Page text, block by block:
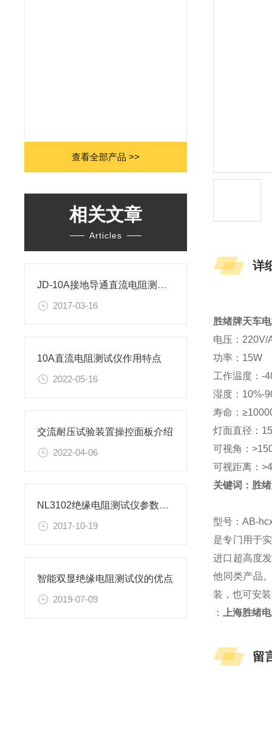
查看全部产品 >>
相关文章
Articles
JD-10A接地导通直流电阻测试仪有哪些常见的故障？
2017-03-16
10A直流电阻测试仪作用特点
2022-05-16
交流耐压试验装置操控面板介绍
2022-04-06
NL3102绝缘电阻测试仪参数及屏蔽端使用方法
2017-10-19
智能双显绝缘电阻测试仪的优点
2019-07-09
详
胜绪牌天车
电压：220V/
功率：15W
工作温度：-
湿度：10%-
寿命：
灯面直径：
可视角：
可视距离：
关键词： 胜
型号：AB-
是专门用于
进口超高度
他同类产品
装，也可安
：
上海胜绪
留